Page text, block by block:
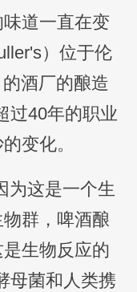
道一直在变
）位于伦
酒厂的酿造
过40年的职业
变化。
为这是一个生
群，啤酒酿
生物反应的
母菌和人类携